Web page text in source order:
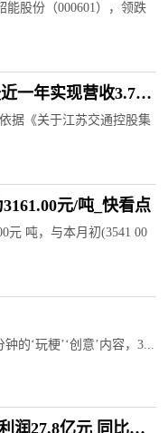
能股份（000601），领跌
一年实现营收3.76
据《关于江苏交通控股集
元/吨_快看点
元 吨，与本月初(3541 00
的‘玩梗’‘创意’内容，3...
润27.8亿元 同比增